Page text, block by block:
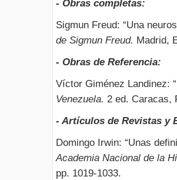
- Obras completas:
Sigmun Freud: “Una
de Sigmun Freud. Madrid,
- Obras de Referencia:
Víctor Giménez Landinez:
Venezuela. 2 ed. Caracas,
- Artículos de Revistas y
Domingo Irwin: “Unas
Academia Nacional de la
pp. 1019-1033.